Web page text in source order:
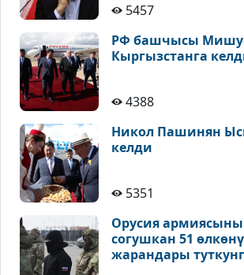
5457
РФ башчысы
Кыргызстанга
4388
Никол Пашинян
келди
5351
Орусия
согушкан 51
жарандары